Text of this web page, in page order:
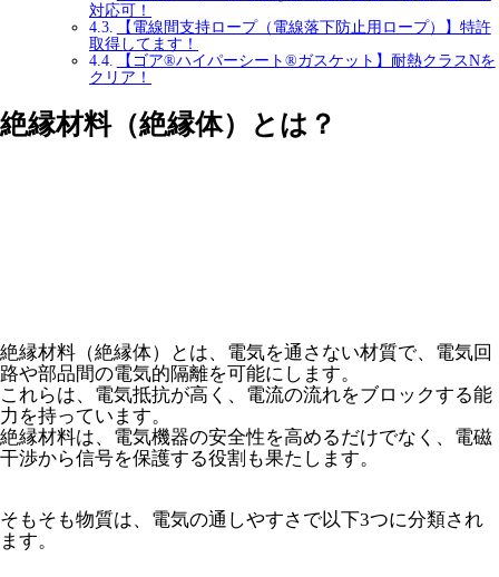
対応可！
【電線間支持ロープ（電線落下防止用ロープ）】特許
取得してます！
【ゴア®ハイパーシート®ガスケット】耐熱クラスNを
クリア！
絶縁材料（絶縁体）とは？
絶縁材料（絶縁体）とは、電気を通さない材質で、電気回
路や部品間の電気的隔離を可能にします。
これらは、電気抵抗が高く、電流の流れをブロックする能
力を持っています。
絶縁材料は、電気機器の安全性を高めるだけでなく、電磁
干渉から信号を保護する役割も果たします。
そもそも物質は、電気の通しやすさで以下3つに分類され
ます。